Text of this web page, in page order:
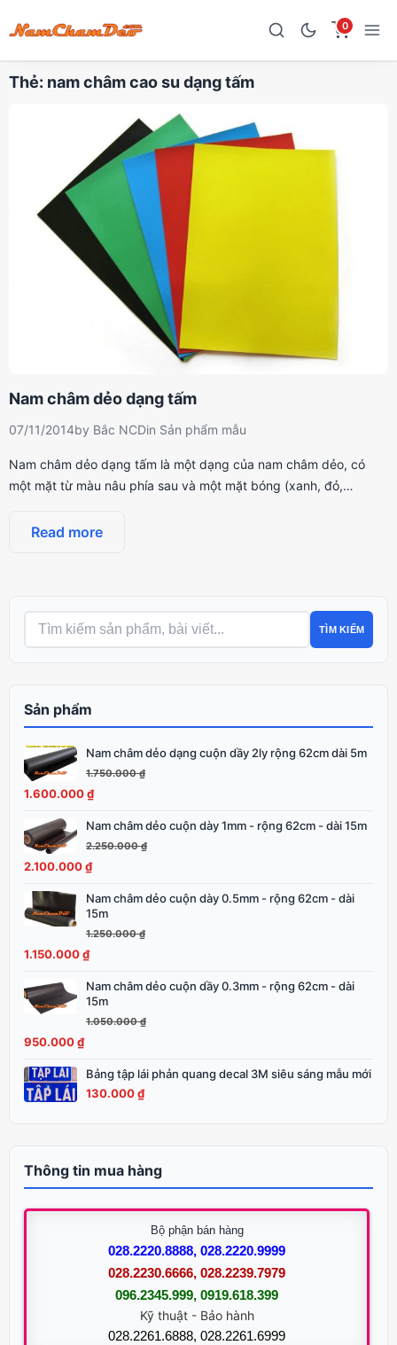
0
Thẻ: nam châm cao su dạng tấm
Nam châm dẻo dạng tấm
07/11/2014by Bắc NCDin Sản phẩm mẫu
Nam châm dẻo dạng tấm là một dạng của nam châm dẻo, có
một mặt từ màu nâu phía sau và một mặt bóng (xanh, đỏ,…
Read more
TÌM KIẾM
Sản phẩm
Nam châm dẻo dạng cuộn dầy 2ly rộng 62cm dài 5m
1.750.000₫
Giá
gốc
là:
1.600.000₫
Giá
hiện
tại
1.600.000 ₫.Nam châm dẻo cuộn dày 1mm - rộng 62cm - dài 15m
2.250.000₫
Giá
gốc
là:
2.100.000₫
Giá
hiện
tại
2.100.000 ₫.Nam châm dẻo cuộn dày 0.5mm - rộng 62cm - dài
15m
1.250.000₫
Giá
gốc
1.250.000 ₫.
1.150.000₫
Giá
hiện
là:
Nam châm dẻo cuộn dầy 0.3mm - rộng 62cm - dài
15m
1.050.000₫
Giá
gốc
1.050.000 ₫.
950.000₫
Giá
hiện
là:
950.000 ₫.
Bảng tập lái phản quang decal 3M siêu sáng mẫu mới
130.000₫
Thông tin mua hàng
Bộ phận bán hàng
028.2220.8888, 028.2220.9999
028.2230.6666, 028.2239.7979
096.2345.999, 0919.618.399
Kỹ thuật - Bảo hành
028.2261.6888, 028.2261.6999